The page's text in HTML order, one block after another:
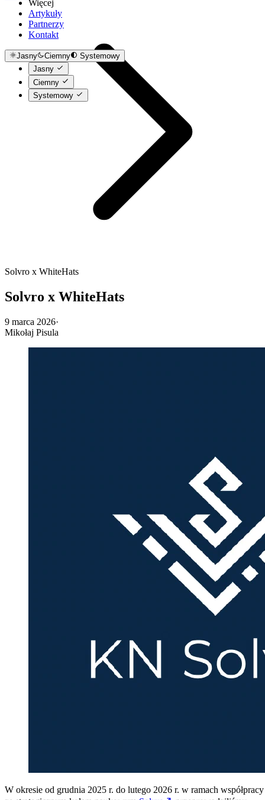
Więcej
Artykuły
Partnerzy
Kontakt
Jasny Ciemny
Systemowy
Jasny
Ciemny
Systemowy
Solvro x WhiteHats
Solvro x WhiteHats
9 marca 2026·
Mikołaj Pisula
W okresie od grudnia 2025 r. do lutego 2026 r. w ramach współpracy